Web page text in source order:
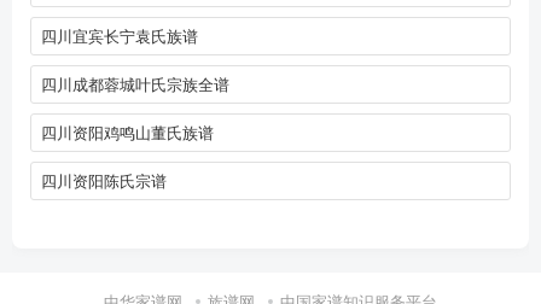
四川宜宾长宁袁氏族谱
四川成都蓉城叶氏宗族全谱
四川资阳鸡鸣山董氏族谱
四川资阳陈氏宗谱